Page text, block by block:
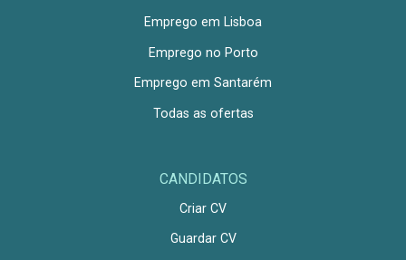
Emprego em Lisboa
Emprego no Porto
Emprego em Santarém
Todas as ofertas
CANDIDATOS
Criar CV
Guardar CV